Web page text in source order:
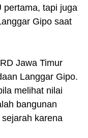
pertama, tapi juga
Gipo saat
Jawa Timur
Langgar Gipo.
melihat nilai
bangunan
karena